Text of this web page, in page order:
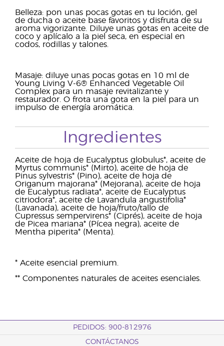
Belleza: pon unas pocas gotas en tu loción, gel
de ducha o aceite base favoritos y disfruta de su
aroma vigorizante. Diluye unas gotas en aceite de
coco y aplícalo a la piel seca, en especial en
codos, rodillas y talones.
Masaje: diluye unas pocas gotas en 10 ml de
Young Living V-6® Enhanced Vegetable Oil
Complex para un masaje revitalizante y
restaurador. O frota una gota en la piel para un
impulso de energía aromática.
Ingredientes
Aceite de hoja de Eucalyptus globulus*, aceite de
Myrtus communis* (Mirto), aceite de hoja de
Pinus sylvestris* (Pino), aceite de hoja de
Origanum majorana* (Mejorana), aceite de hoja
de Eucalyptus radiata*, aceite de Eucalyptus
citriodora*, aceite de Lavandula angustifolia*
(Lavanada), aceite de hoja/fruto/tallo de
Cupressus sempervirens* (Ciprés), aceite de hoja
de Picea mariana* (Pícea negra), aceite de
Mentha piperita* (Menta).
* Aceite esencial premium.
** Componentes naturales de aceites esenciales.
PEDIDOS: 900-812976
CONTÁCTANOS